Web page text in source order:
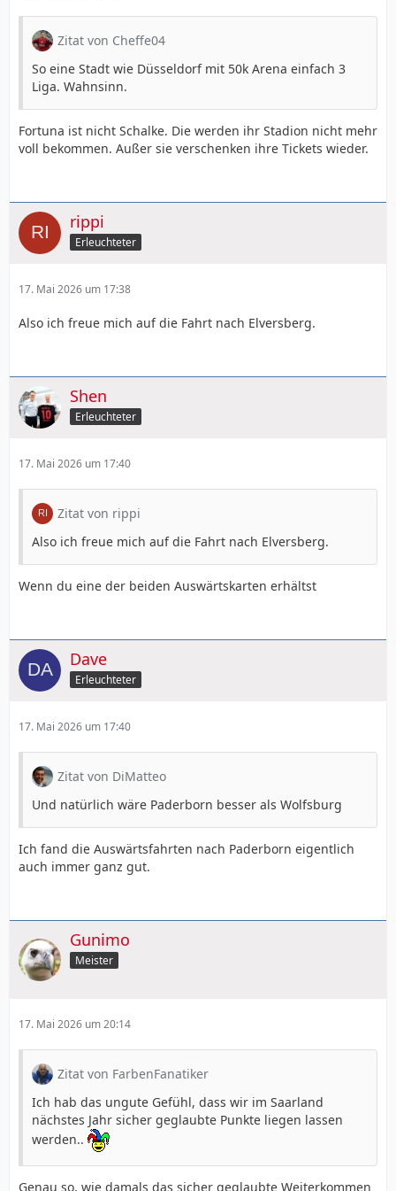
Zitat von Cheffe04
So eine Stadt wie Düsseldorf mit 50k Arena einfach 3
Liga. Wahnsinn.
Fortuna ist nicht Schalke. Die werden ihr Stadion nicht mehr
voll bekommen. Außer sie verschenken ihre Tickets wieder.
rippi
Erleuchteter
17. Mai 2026 um 17:38
Also ich freue mich auf die Fahrt nach Elversberg.
Shen
Erleuchteter
17. Mai 2026 um 17:40
Zitat von rippi
Also ich freue mich auf die Fahrt nach Elversberg.
Wenn du eine der beiden Auswärtskarten erhältst
Dave
Erleuchteter
17. Mai 2026 um 17:40
Zitat von DiMatteo
Und natürlich wäre Paderborn besser als Wolfsburg
Ich fand die Auswärtsfahrten nach Paderborn eigentlich
auch immer ganz gut.
Gunimo
Meister
17. Mai 2026 um 20:14
Zitat von FarbenFanatiker
Ich hab das ungute Gefühl, dass wir im Saarland
nächstes Jahr sicher geglaubte Punkte liegen lassen
werden..
Genau so, wie damals das sicher geglaubte Weiterkommen